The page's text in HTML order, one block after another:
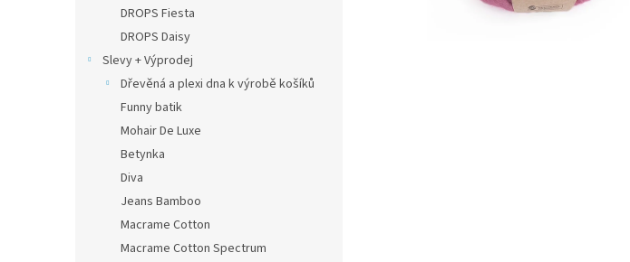
DROPS Fiesta
DROPS Daisy
Slevy + Výprodej
Dřevěná a plexi dna k výrobě košíků
Funny batik
Mohair De Luxe
Betynka
Diva
Jeans Bamboo
Macrame Cotton
Macrame Cotton Spectrum